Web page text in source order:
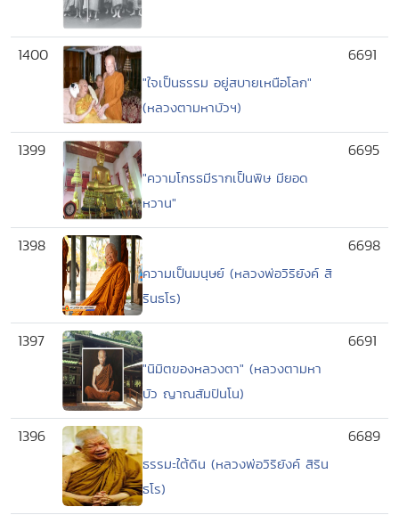
1400
"ใจเป็นธรรม อยู่สบายเหนือโลก"
(หลวงตามหาบัวฯ)
6691
1399
"ความโกรธมีรากเป็นพิษ มียอด
หวาน"
6695
1398
ความเป็นมนุษย์ (หลวงพ่อวิริยังค์ สิ
รินธโร)
6698
1397
"นิมิตของหลวงตา" (หลวงตามหา
บัว ญาณสัมปันโน)
6691
1396
ธรรมะใต้ดิน (หลวงพ่อวิริยังค์ สิริน
ธโร)
6689